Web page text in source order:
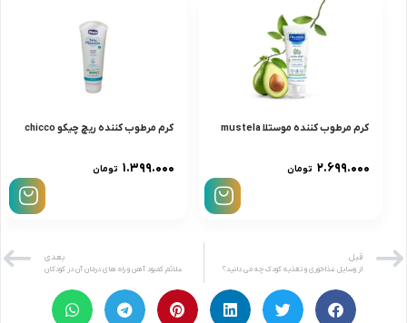
کرم مرطوب کننده موستلا mustela
۲.۶۹۹.۰۰۰ تومان
كرم مرطوب کننده ریچ چیکو chicco
۱.۳۹۹.۰۰۰ تومان
قبل
از وسایل غذاخوری و تغذیه کودک چه می دانید؟
بعدی
علائم کمبود آهن و راه های درمان آن در کودکان